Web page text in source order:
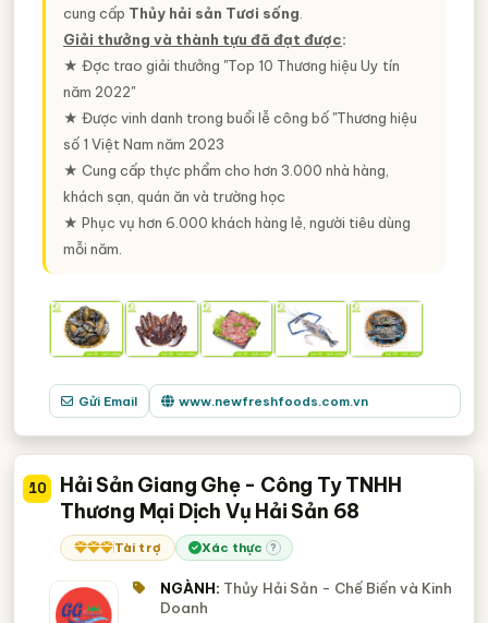
cung cấp Thủy hải sản Tươi sống
Giải thưởng và thành tựu đã đạt được:
★ Đợc trao giải thưởng "Top 10 Thương hiệu Uy tín
năm 2022"
★ Được vinh danh trong buổi lễ công bố "Thương hiệu
số 1 Việt Nam năm 2023
★ Cung cấp thực phẩm cho hơn 3.000 nhà hàng,
khách sạn, quán ăn và trường học
★ Phục vụ hơn 6.000 khách hàng lẻ, người tiêu dùng
mỗi năm.
Gửi Email www.newfreshfoods.com.vn
10
Hải Sản Giang Ghẹ - Công Ty TNHH
Thương Mại Dịch Vụ Hải Sản 68
Tài trợ Xác thực ?
NGÀNH: Thủy Hải Sản - Chế Biến và Kinh
Doanh